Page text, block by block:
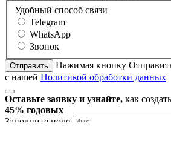
Удобный способ связи
Telegram
WhatsApp
Звонок
Отправить
Нажимая кнопку
с нашей Политикой обработки данных
Оставьте заявку и узнайте, как
45% годовых
Заполните поле